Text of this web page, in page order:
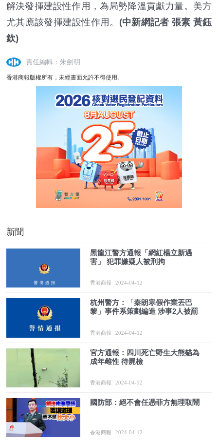
解決發揮建設性作用，為局勢降溫貢獻力量。美方
尤其應該發揮建設性作用。 (中新網記者 張素 黃鈺
欽)
責任編輯：朱劍明
香港商報版權所有，未經書面允許不得使用。
新聞
黑龍江警方通報「網紅楊立新遇
害」 犯罪嫌疑人被刑拘
香港商報 2024-04-12
杭州警方：「秦朗寒假作業丟巴
黎」事件系策劃編造 涉事2人被罰
香港商報 2024-04-12
官方通報：四川死亡野生大熊貓為
成年雌性 待屍檢
香港商報 2024-04-12
國防部：絕不會任憑菲方無理取鬧
香港商報 2024-04-12